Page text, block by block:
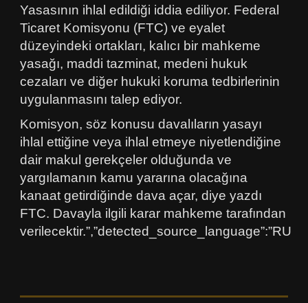
Yasasının ihlal edildiği iddia ediliyor. Federal
Ticaret Komisyonu (FTC) ve eyalet
düzeyindeki ortakları, kalıcı bir mahkeme
yasağı, maddi tazminat, medeni hukuk
cezaları ve diğer hukuki koruma tedbirlerinin
uygulanmasını talep ediyor.
Komisyon, söz konusu davalıların yasayı
ihlal ettiğine veya ihlal etmeye niyetlendiğine
dair makul gerekçeler olduğunda ve
yargılamanın kamu yararına olacağına
kanaat getirdiğinde dava açar, diye yazdı
FTC. Davayla ilgili karar mahkeme tarafından
verilecektir.”,”detected_source_language”:”RU